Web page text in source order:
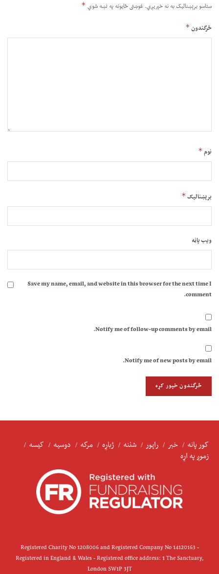
ستاسو برېښناليک به نه خپريږي.غوښتى ځایونه په نښه شوي *
څرگندون*
نوم*
بریښنالیک*
ویب پاڼه
Save my name, email, and website in this browser for the next time I
comment.
Notify me of follow-up comments by email.
Notify me of new posts by email.
کور پانه خبر راپور شننه ژباړه مرکه دوسیه
کیسه
زموږ په اړه
Registered Charity No 1208006 and Registered Company No 14120163 -
Registered in England & Wales - Registered office address: 1 The Sanctuary,
London SW1P 3JT